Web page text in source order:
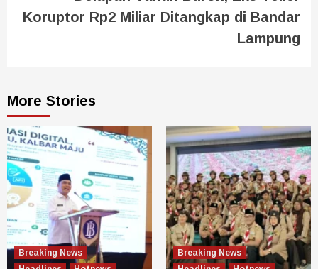
Koruptor Rp2 Miliar Ditangkap di Bandar
Lampung
More Stories
Breaking News
Breaking News